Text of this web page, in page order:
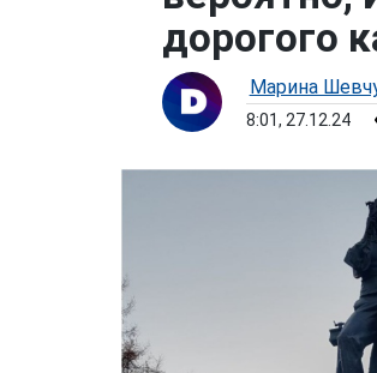
дорогого
Марина
8:01, 27.12.24